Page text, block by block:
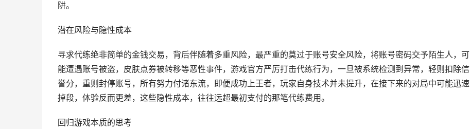
阱。
潜在风险与隐性成本
寻求代练绝非简单的金钱交易，背后伴随着多重风险，最严重的莫过于账号安全风险，将账号密码交予陌生人，可
能遭遇账号被盗，皮肤点券被转移等恶性事件，游戏官方严厉打击代练行为，一旦被系统检测到异常，轻则扣除信
誉分，重则封停账号，所有努力付诸东流，即便成功上王者，玩家自身技术并未提升，在接下来的对局中可能迅速
掉段，体验反而更差，这些隐性成本，往往远超最初支付的那笔代练费用。
回归游戏本质的思考